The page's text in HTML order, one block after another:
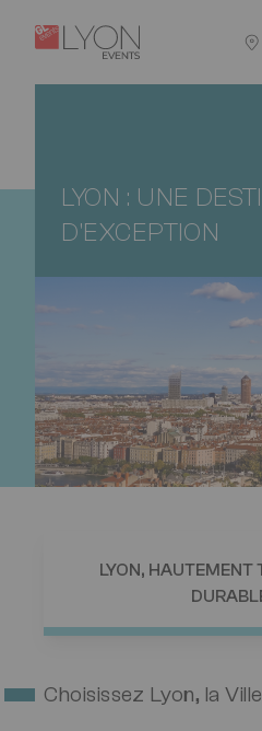
Logo
Image
LYON : UNE
D'EXCEPTION
LYON, HAUTEMENT
Choisissez Lyon, la